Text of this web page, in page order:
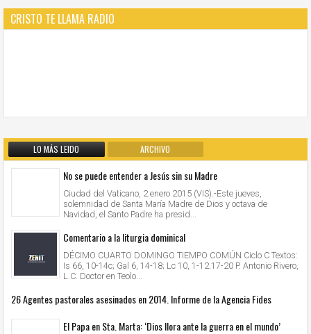
CRISTO TE LLAMA RADIO
LO MÁS LEIDO ARCHIVO
No se puede entender a Jesús sin su Madre
Ciudad del Vaticano, 2 enero 2015 (VIS).-Este jueves,
solemnidad de Santa María Madre de Dios y octava de
Navidad, el Santo Padre ha presid...
Comentario a la liturgia dominical
DÉCIMO CUARTO DOMINGO TIEMPO COMÚN Ciclo C Textos:
Is 66, 10-14c; Gal 6, 14-18; Lc 10, 1-12.17-20 P. Antonio Rivero,
L.C. Doctor en Teolo...
26 Agentes pastorales asesinados en 2014. Informe de la Agencia Fides
El Papa en Sta. Marta: ‘Dios llora ante la guerra en el mundo’